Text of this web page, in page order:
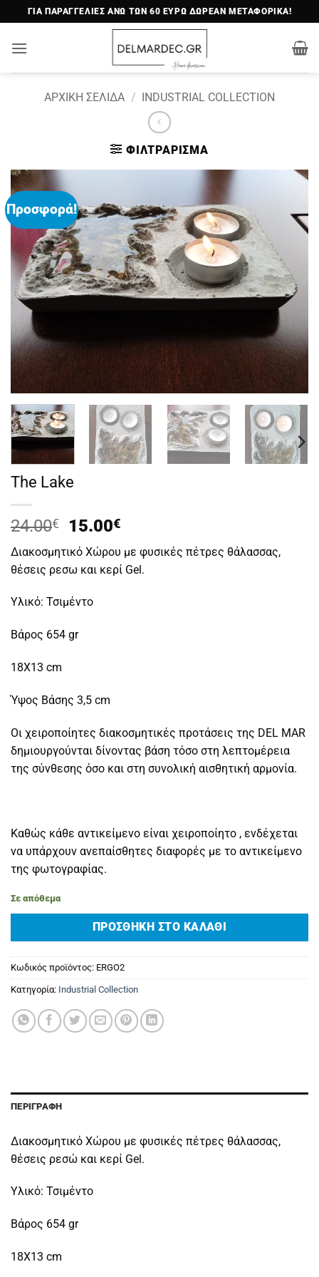
Μετάβαση
στο
περιεχόμενο
ΓΙΑ ΠΑΡΑΓΓΕΛΙΕΣ ΑΝΩ ΤΩΝ 60 ΕΥΡΩ ΔΩΡΕΑΝ ΜΕΤΑΦΟΡΙΚΑ!
ΑΡΧΙΚΉ ΣΕΛΊΔΑ / INDUSTRIAL COLLECTION
ΦΙΛΤΡΆΡΙΣΜΑ
Προσφορά!
The Lake
24.00€
Original
price
was:
24.00€.
15.00€Η
τρέχουσα
τιμή
είναι:
Διακοσμητικό Χώρου με φυσικές πέτρες θάλασσας,
θέσεις ρεσω και κερί Gel.
Υλικό: Τσιμέντο
Βάρος 654 gr
18X13 cm
Ύψος Βάσης 3,5 cm
Οι χειροποίητες διακοσμητικές προτάσεις της DEL MAR
δημιουργούνται δίνοντας βάση τόσο στη λεπτομέρεια
της σύνθεσης όσο και στη συνολική αισθητική αρμονία.
Καθώς κάθε αντικείμενο είναι χειροποίητο , ενδέχεται
να υπάρχουν ανεπαίσθητες διαφορές με το αντικείμενο
της φωτογραφίας.
Σε απόθεμα
ΠΡΟΣΘΉΚΗ ΣΤΟ ΚΑΛΆΘΙ
Κωδικός προϊόντος: ERGO2
Κατηγορία: Industrial Collection
ΠΕΡΙΓΡΑΦΉ
Διακοσμητικό Χώρου με φυσικές πέτρες θάλασσας,
θέσεις ρεσώ και κερί Gel.
Υλικό: Τσιμέντο
Βάρος 654 gr
18X13 cm